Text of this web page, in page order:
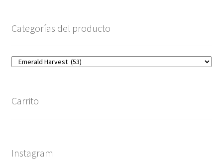
Categorías del producto
Carrito
Instagram